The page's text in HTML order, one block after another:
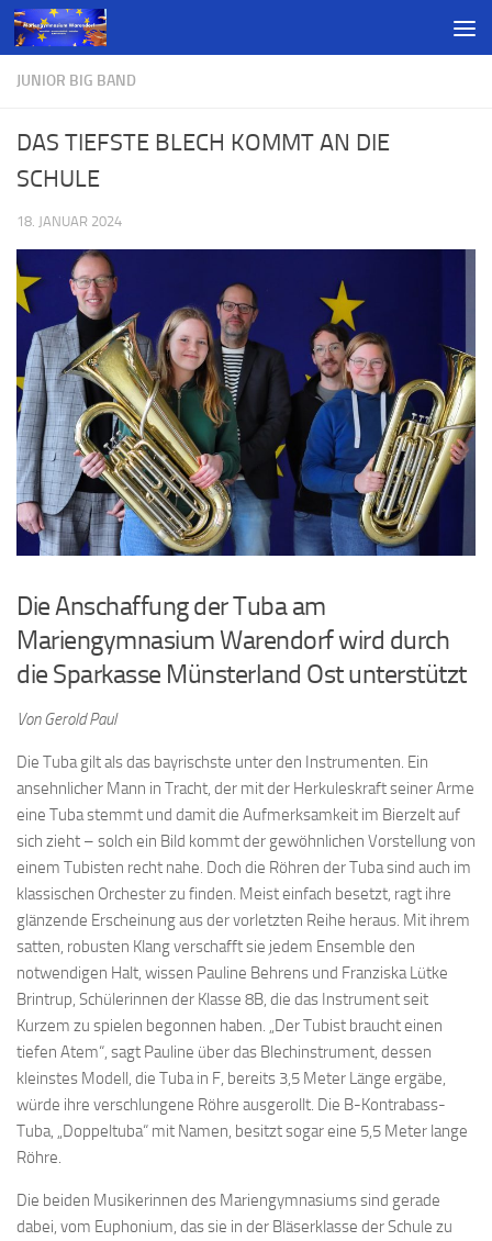
JUNIOR BIG BAND
DAS TIEFSTE BLECH KOMMT AN DIE
SCHULE
18. JANUAR 2024
Die Anschaffung der Tuba am
Mariengymnasium Warendorf wird durch
die Sparkasse Münsterland Ost unterstützt
Von Gerold Paul
Die Tuba gilt als das bayrischste unter den Instrumenten. Ein
ansehnlicher Mann in Tracht, der mit der Herkuleskraft seiner Arme
eine Tuba stemmt und damit die Aufmerksamkeit im Bierzelt auf
sich zieht – solch ein Bild kommt der gewöhnlichen Vorstellung von
einem Tubisten recht nahe. Doch die Röhren der Tuba sind auch im
klassischen Orchester zu finden. Meist einfach besetzt, ragt ihre
glänzende Erscheinung aus der vorletzten Reihe heraus. Mit ihrem
satten, robusten Klang verschafft sie jedem Ensemble den
notwendigen Halt, wissen Pauline Behrens und Franziska Lütke
Brintrup, Schülerinnen der Klasse 8B, die das Instrument seit
Kurzem zu spielen begonnen haben. „Der Tubist braucht einen
tiefen Atem“, sagt Pauline über das Blechinstrument, dessen
kleinstes Modell, die Tuba in F, bereits 3,5 Meter Länge ergäbe,
würde ihre verschlungene Röhre ausgerollt. Die B-Kontrabass-
Tuba, „Doppeltuba“ mit Namen, besitzt sogar eine 5,5 Meter lange
Röhre.
Die beiden Musikerinnen des Mariengymnasiums sind gerade
dabei, vom Euphonium, das sie in der Bläserklasse der Schule zu